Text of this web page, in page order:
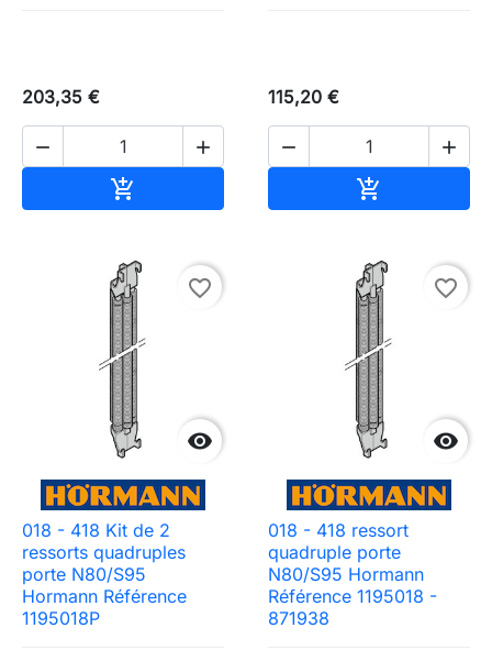
203,35 €
 

115,20 €
 


favorite_border
018 - 418 Kit de 2
ressorts quadruples
porte N80/S95
Hormann Référence
1195018P

favorite_border
018 - 418 ressort
quadruple porte
N80/S95 Hormann
Référence 1195018 -
871938